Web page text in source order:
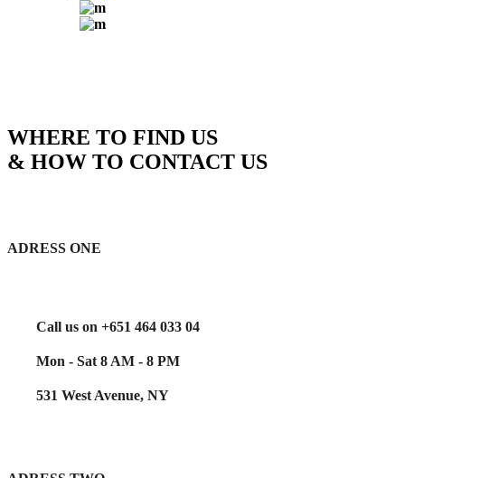
WHERE TO FIND US
& HOW TO CONTACT US
ADRESS ONE
Call us on +651 464 033 04
Mon - Sat 8 AM - 8 PM
531 West Avenue, NY